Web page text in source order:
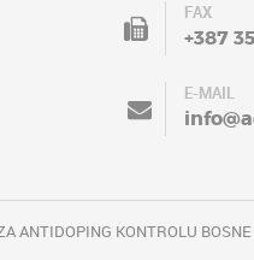
FAX
+387
E-MAIL
ANTIDOPING KONTROLU